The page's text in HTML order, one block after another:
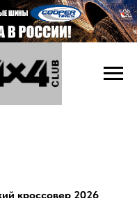
кроссовер 2026